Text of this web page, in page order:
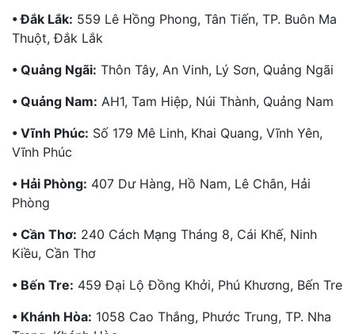
• Đắk Lắk: 559 Lê Hồng Phong, Tân Tiến, TP. Buôn Ma
Thuột, Đắk Lắk
• Quảng Ngãi: Thôn Tây, An Vinh, Lý Sơn, Quảng Ngãi
• Quảng Nam: AH1, Tam Hiệp, Núi Thành, Quảng Nam
• Vĩnh Phúc: Số 179 Mê Linh, Khai Quang, Vĩnh Yên,
Vĩnh Phúc
• Hải Phòng: 407 Dư Hàng, Hồ Nam, Lê Chân, Hải
Phòng
• Cần Thơ: 240 Cách Mạng Tháng 8, Cái Khế, Ninh
Kiều, Cần Thơ
• Bến Tre: 459 Đại Lộ Đồng Khởi, Phú Khương, Bến Tre
• Khánh Hòa: 1058 Cao Thắng, Phước Trung, TP. Nha